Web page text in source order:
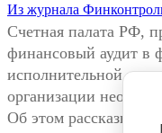
Из журнала
Счетная палата РФ,
финансовый аудит в
исполнительной
организации
Об этом